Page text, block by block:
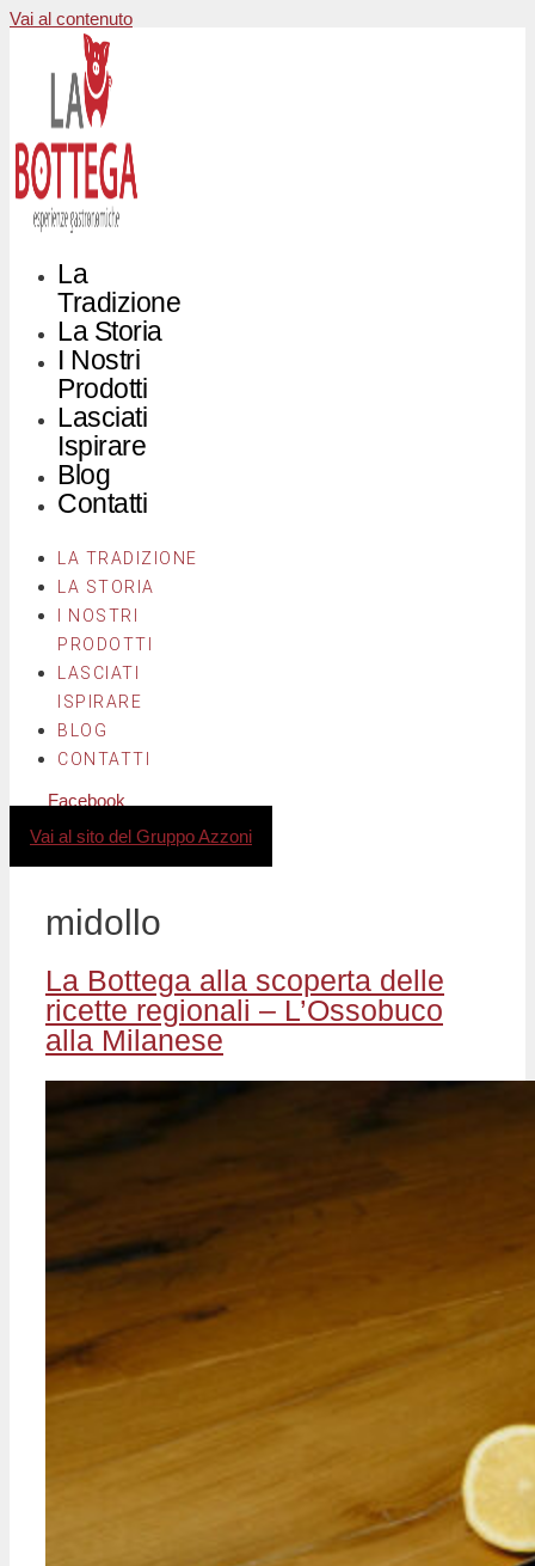
Vai al contenuto
La
Tradizione
La Storia
I Nostri
Prodotti
Lasciati
Ispirare
Blog
Contatti
LA TRADIZIONE
LA STORIA
I NOSTRI
PRODOTTI
LASCIATI
ISPIRARE
BLOG
CONTATTI
Facebook
Vai al sito del Gruppo Azzoni
midollo
La Bottega alla scoperta delle
ricette regionali – L’Ossobuco
alla Milanese